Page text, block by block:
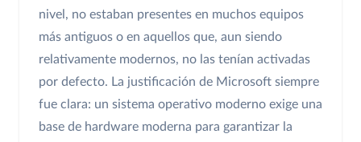
nivel, no estaban presentes en muchos equipos
más antiguos o en aquellos que, aun siendo
relativamente modernos, no las tenían activadas
por defecto. La justificación de Microsoft siempre
fue clara: un sistema operativo moderno exige una
base de hardware moderna para garantizar la